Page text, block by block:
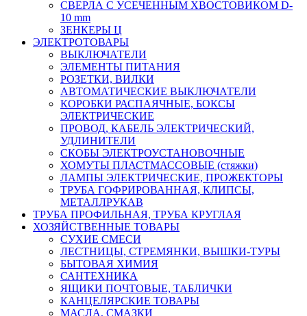
СВЕРЛА С УСЕЧЕННЫМ ХВОСТОВИКОМ D-
10 mm
ЗЕНКЕРЫ Ц
ЭЛЕКТРОТОВАРЫ
ВЫКЛЮЧАТЕЛИ
ЭЛЕМЕНТЫ ПИТАНИЯ
РОЗЕТКИ, ВИЛКИ
АВТОМАТИЧЕСКИЕ ВЫКЛЮЧАТЕЛИ
КОРОБКИ РАСПАЯЧНЫЕ, БОКСЫ
ЭЛЕКТРИЧЕСКИЕ
ПРОВОД, КАБЕЛЬ ЭЛЕКТРИЧЕСКИЙ,
УДЛИНИТЕЛИ
СКОБЫ ЭЛЕКТРОУСТАНОВОЧНЫЕ
ХОМУТЫ ПЛАСТМАССОВЫЕ (стяжки)
ЛАМПЫ ЭЛЕКТРИЧЕСКИЕ, ПРОЖЕКТОРЫ
ТРУБА ГОФРИРОВАННАЯ, КЛИПСЫ,
МЕТАЛЛРУКАВ
ТРУБА ПРОФИЛЬНАЯ, ТРУБА КРУГЛАЯ
ХОЗЯЙСТВЕННЫЕ ТОВАРЫ
СУХИЕ СМЕСИ
ЛЕСТНИЦЫ, СТРЕМЯНКИ, ВЫШКИ-ТУРЫ
БЫТОВАЯ ХИМИЯ
САНТЕХНИКА
ЯЩИКИ ПОЧТОВЫЕ, ТАБЛИЧКИ
КАНЦЕЛЯРСКИЕ ТОВАРЫ
МАСЛА, СМАЗКИ